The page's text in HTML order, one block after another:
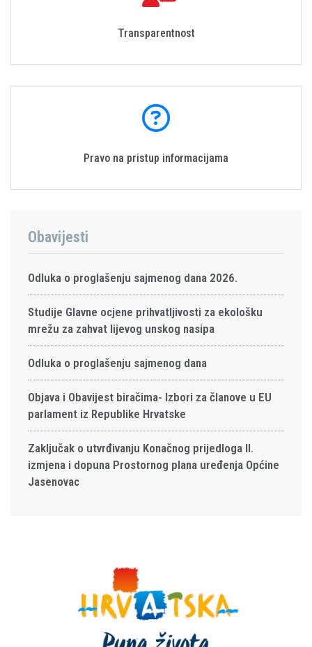
Transparentnost
Pravo na pristup informacijama
Obavijesti
Odluka o proglašenju sajmenog dana 2026.
Studije Glavne ocjene prihvatljivosti za ekološku
mrežu za zahvat lijevog unskog nasipa
Odluka o proglašenju sajmenog dana
Objava i Obavijest biračima- Izbori za članove u EU
parlament iz Republike Hrvatske
Zaključak o utvrđivanju Konačnog prijedloga II.
izmjena i dopuna Prostornog plana uređenja Općine
Jasenovac